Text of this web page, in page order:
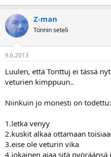
Z-man
Tonnin seteli
9.6.2013
Luulen, että Tonttuj ei tässä
veturien kimppuun..
Niinkuin jo monesti on todettu:
1.letka venyy
2.kuskit alkaa ottamaan
3.eise ole veturin vika
4.jokainen ajaa sitä pyöräänsä